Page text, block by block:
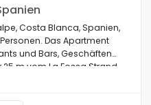
Costa Blanca, Spanien,
Das Apartment
und Bars, Geschäften
m vom La Fossa Strand